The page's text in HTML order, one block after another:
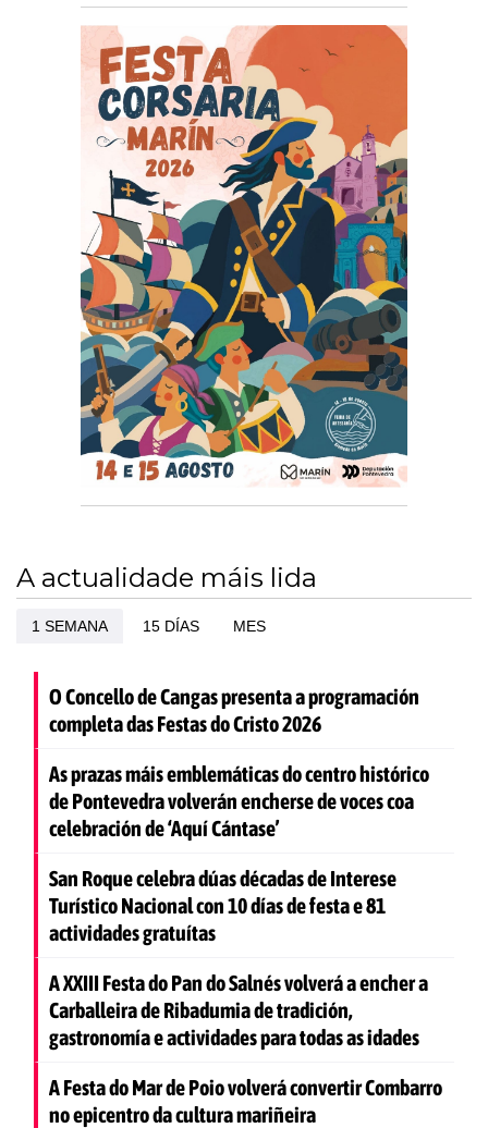
A actualidade máis lida
1 SEMANA 15 DÍAS MES
O Concello de Cangas presenta a programación
completa das Festas do Cristo 2026
As prazas máis emblemáticas do centro histórico
de Pontevedra volverán encherse de voces coa
celebración de ‘Aquí Cántase’
San Roque celebra dúas décadas de Interese
Turístico Nacional con 10 días de festa e 81
actividades gratuítas
A XXIII Festa do Pan do Salnés volverá a encher a
Carballeira de Ribadumia de tradición,
gastronomía e actividades para todas as idades
A Festa do Mar de Poio volverá convertir Combarro
no epicentro da cultura mariñeira